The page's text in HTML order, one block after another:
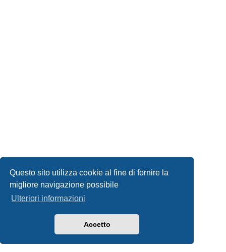
Questo sito utilizza cookie al fine di fornire la
migliore navigazione possibile
Ulteriori informazioni
Accetto